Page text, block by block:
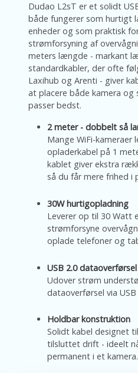
Dudao L2sT er et solidt
både fungerer som hurtigt
enheder og som praktisk
strømforsyning af
meters længde - markant
standardkabler, der ofte
Laxihub og Arenti - giver
at placere både kamera
passer bedst.
2 meter - dobbelt så
Mange WiFi-kameraer
opladerkabel på 1
kablet giver ekstra
så du får mere frihed i
30W hurtigopladning
Leverer op til 30 Watt
strømforsyne
oplade telefoner og
USB 2.0 dataoverførsel
Udover strøm
dataoverførsel via
Holdbar konstruktion
Solidt kabel designet
tilsluttet drift - ideelt
permanent i et kamera.